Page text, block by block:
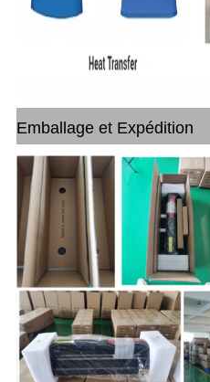
Emballage et Expédition